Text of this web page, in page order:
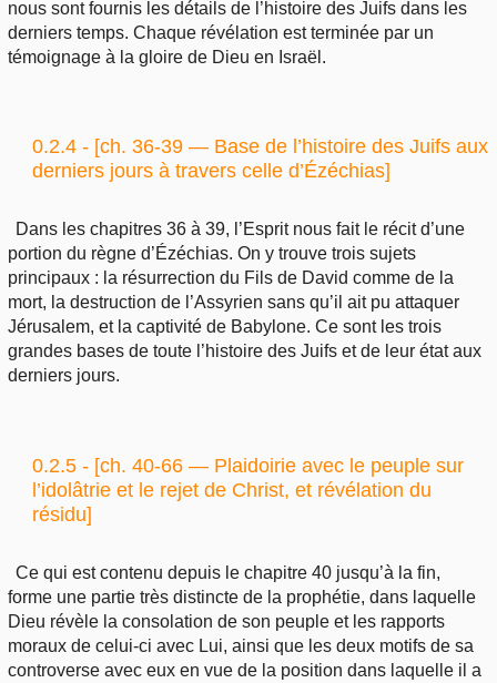
nous sont fournis les détails de l’histoire des Juifs dans les
derniers temps. Chaque révélation est terminée par un
témoignage à la gloire de Dieu en Israël.
0.2.4 - [ch. 36-39 — Base de l’histoire des Juifs aux
derniers jours à travers celle d’Ézéchias]
Dans les chapitres 36 à 39, l’Esprit nous fait le récit d’une
portion du règne d’Ézéchias. On y trouve trois sujets
principaux : la résurrection du Fils de David comme de la
mort, la destruction de l’Assyrien sans qu’il ait pu attaquer
Jérusalem, et la captivité de Babylone. Ce sont les trois
grandes bases de toute l’histoire des Juifs et de leur état aux
derniers jours.
0.2.5 - [ch. 40-66 — Plaidoirie avec le peuple sur
l’idolâtrie et le rejet de Christ, et révélation du
résidu]
Ce qui est contenu depuis le chapitre 40 jusqu’à la fin,
forme une partie très distincte de la prophétie, dans laquelle
Dieu révèle la consolation de son peuple et les rapports
moraux de celui-ci avec Lui, ainsi que les deux motifs de sa
controverse avec eux en vue de la position dans laquelle il a